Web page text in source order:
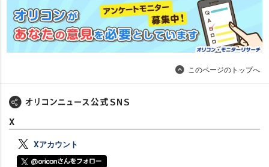
このページのトップへ
X
Xアカウント